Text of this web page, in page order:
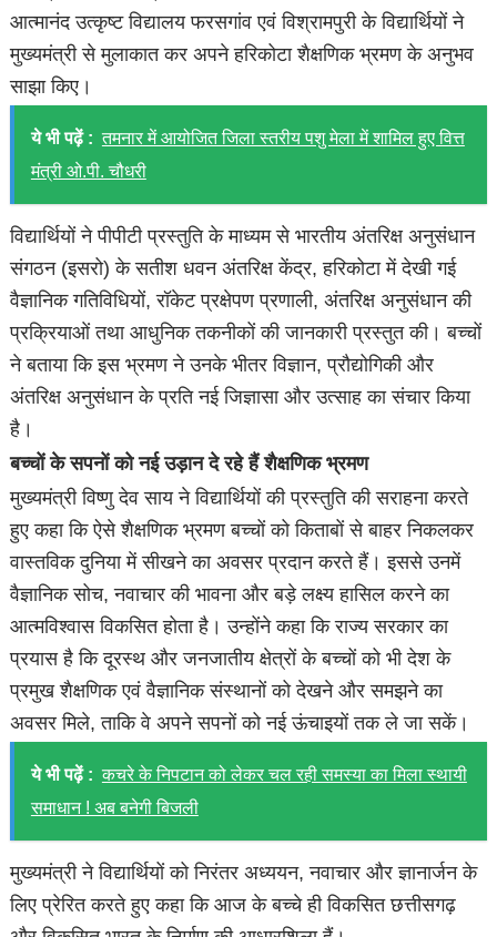
आत्मानंद उत्कृष्ट विद्यालय फरसगांव एवं विश्रामपुरी के विद्यार्थियों ने
मुख्यमंत्री से मुलाकात कर अपने हरिकोटा शैक्षणिक भ्रमण के अनुभव
साझा किए।
ये भी पढ़ें : तमनार में आयोजित जिला स्तरीय पशु मेला में शामिल हुए वित्त
मंत्री ओ.पी. चौधरी
विद्यार्थियों ने पीपीटी प्रस्तुति के माध्यम से भारतीय अंतरिक्ष अनुसंधान
संगठन (इसरो) के सतीश धवन अंतरिक्ष केंद्र, हरिकोटा में देखी गई
वैज्ञानिक गतिविधियों, रॉकेट प्रक्षेपण प्रणाली, अंतरिक्ष अनुसंधान की
प्रक्रियाओं तथा आधुनिक तकनीकों की जानकारी प्रस्तुत की। बच्चों
ने बताया कि इस भ्रमण ने उनके भीतर विज्ञान, प्रौद्योगिकी और
अंतरिक्ष अनुसंधान के प्रति नई जिज्ञासा और उत्साह का संचार किया
है।
बच्चों के सपनों को नई उड़ान दे रहे हैं शैक्षणिक भ्रमण
मुख्यमंत्री विष्णु देव साय ने विद्यार्थियों की प्रस्तुति की सराहना करते
हुए कहा कि ऐसे शैक्षणिक भ्रमण बच्चों को किताबों से बाहर निकलकर
वास्तविक दुनिया में सीखने का अवसर प्रदान करते हैं। इससे उनमें
वैज्ञानिक सोच, नवाचार की भावना और बड़े लक्ष्य हासिल करने का
आत्मविश्वास विकसित होता है। उन्होंने कहा कि राज्य सरकार का
प्रयास है कि दूरस्थ और जनजातीय क्षेत्रों के बच्चों को भी देश के
प्रमुख शैक्षणिक एवं वैज्ञानिक संस्थानों को देखने और समझने का
अवसर मिले, ताकि वे अपने सपनों को नई ऊंचाइयों तक ले जा सकें।
ये भी पढ़ें : कचरे के निपटान को लेकर चल रही समस्या का मिला स्थायी
समाधान ! अब बनेगी बिजली
मुख्यमंत्री ने विद्यार्थियों को निरंतर अध्ययन, नवाचार और ज्ञानार्जन के
लिए प्रेरित करते हुए कहा कि आज के बच्चे ही विकसित छत्तीसगढ़